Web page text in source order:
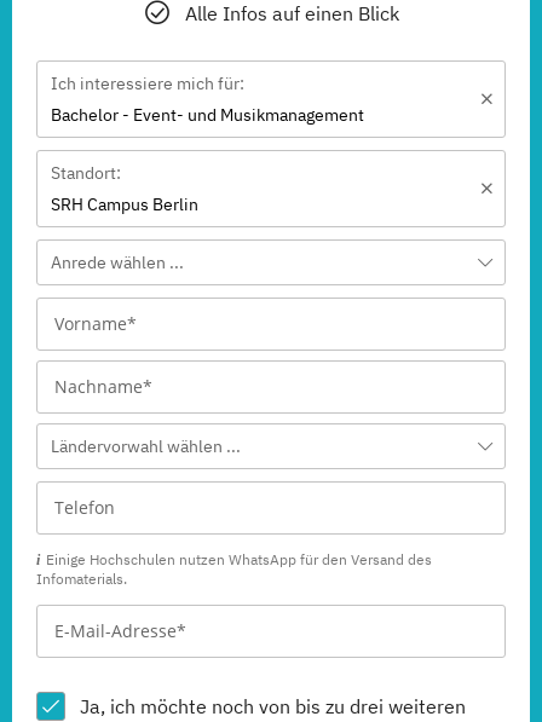
Alle Infos auf einen Blick
Ich interessiere mich für:
Bachelor - Event- und Musikmanagement
Standort:
SRH Campus Berlin
Anrede wählen ...
Ländervorwahl wählen ...
Einige Hochschulen nutzen WhatsApp für den Versand des
Infomaterials.
Ja, ich möchte noch von bis zu drei weiteren